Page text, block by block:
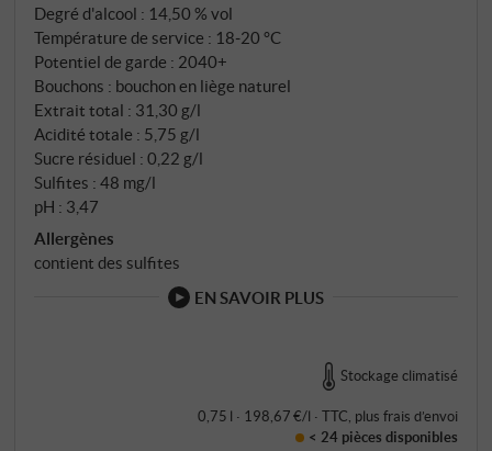
avec des tanins finement tricotés et un jeu frais de
fruits et d'acides. La texture est impressionnante et
soyeuse et souligne l'immense élégance et l'harmonie
de cet Aglianico d'exception qui n'atteindra pas sa
phase la plus passionnante avant au moins 10-15 ans.
SUPERIORE.DE
Degré d'alcool : 14,50 % vol
Température de service : 18‑20 °C
Potentiel de garde : 2040+
Bouchons : bouchon en liège naturel
Extrait total : 31,30 g/l
Acidité totale : 5,75 g/l
Sucre résiduel : 0,22 g/l
Sulfites : 48 mg/l
pH : 3,47
Allergènes
contient des sulfites
EN SAVOIR PLUS
Stockage climatisé
0,75 l · 198,67 €/l · TTC , plus frais d’envoi
< 24 pièces disponibles